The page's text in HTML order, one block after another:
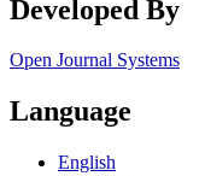
Developed By
Open Journal Systems
Language
English